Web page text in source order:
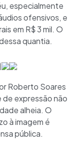
especialmente
ofensivos, e
em R$ 3 mil. O
quantia.
Roberto Soares
de expressão não
alheia. O
à imagem é
pública.